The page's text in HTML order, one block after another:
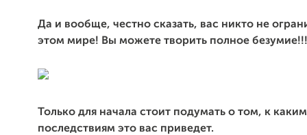
Да и вообще, честно сказать, вас никто не
этом мире! Вы можете творить полное безумие!!!
Только для начала стоит подумать о том, к каким
последствиям это вас приведет.